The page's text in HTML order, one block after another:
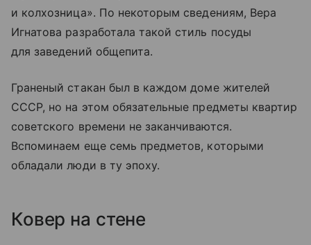
и колхозница». По некоторым сведениям, Вера
Игнатова разработала такой стиль посуды
для заведений общепита.
Граненый стакан был в каждом доме жителей
СССР, но на этом обязательные предметы квартир
советского времени не заканчиваются.
Вспоминаем еще семь предметов, которыми
обладали люди в ту эпоху.
Ковер на стене